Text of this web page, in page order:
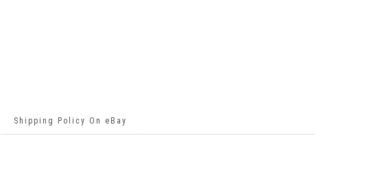
Shipping Policy On eBay